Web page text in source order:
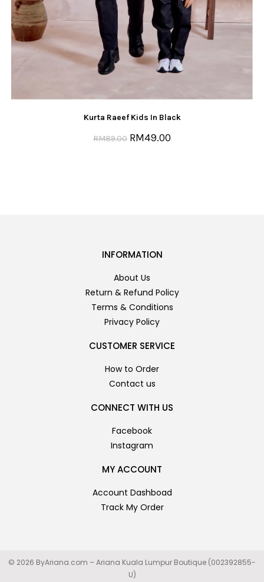
Kurta Raeef Kids In Black
RM89.00 RM49.00
INFORMATION
About Us
Return & Refund Policy
Terms & Conditions
Privacy Policy
CUSTOMER SERVICE
How to Order
Contact us
CONNECT WITH US
Facebook
Instagram
MY ACCOUNT
Account Dashboad
Track My Order
© 2026 ByAriana.com – Ariana Kuala Lumpur Boutique (002392855-
U)